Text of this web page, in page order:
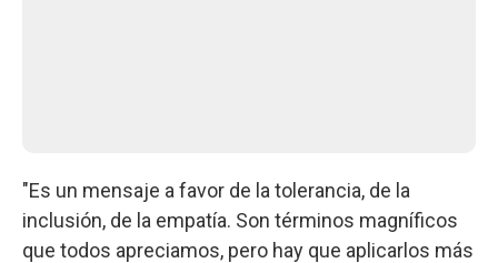
"Es un mensaje a favor de la tolerancia, de la
inclusión, de la empatía. Son términos magníficos
que todos apreciamos, pero hay que aplicarlos más